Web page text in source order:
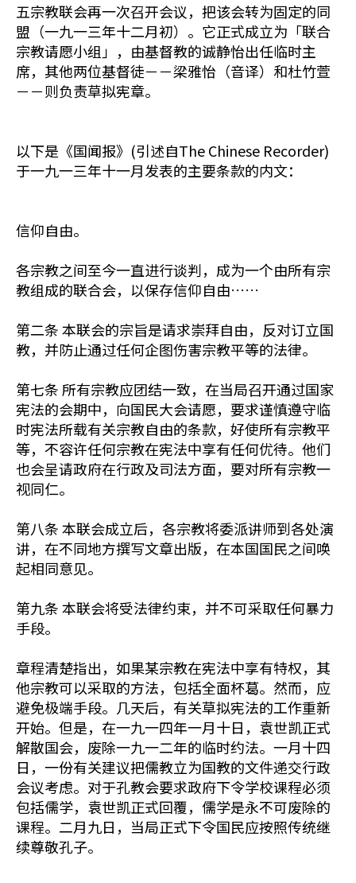
五宗教联会再一次召开会议，把该会转为固定的同
盟（一九一三年十二月初）。它正式成立为「联合
宗教请愿小组」，由基督教的诚静怡出任临时主
席，其他两位基督徒－－梁雅怡（音译）和杜竹萱
－－则负责草拟宪章。
以下是《国闻报》(引述自The Chinese Recorder)
于一九一三年十一月发表的主要条款的内文：
信仰自由。
各宗教之间至今一直进行谈判，成为一个由所有宗
教组成的联合会，以保存信仰自由……
第二条 本联会的宗旨是请求崇拜自由，反对订立国
教，并防止通过任何企图伤害宗教平等的法律。
第七条 所有宗教应团结一致，在当局召开通过国家
宪法的会期中，向国民大会请愿，要求谨慎遵守临
时宪法所载有关宗教自由的条款，好使所有宗教平
等，不容许任何宗教在宪法中享有任何优待。他们
也会呈请政府在行政及司法方面，要对所有宗教一
视同仁。
第八条 本联会成立后，各宗教将委派讲师到各处演
讲，在不同地方撰写文章出版，在本国国民之间唤
起相同意见。
第九条 本联会将受法律约束，并不可采取任何暴力
手段。
章程清楚指出，如果某宗教在宪法中享有特权，其
他宗教可以采取的方法，包括全面杯葛。然而，应
避免极端手段。几天后，有关草拟宪法的工作重新
开始。但是，在一九一四年一月十日，袁世凯正式
解散国会，废除一九一二年的临时约法。一月十四
日，一份有关建议把儒教立为国教的文件递交行政
会议考虑。对于孔教会要求政府下令学校课程必须
包括儒学，袁世凯正式回覆，儒学是永不可废除的
课程。二月九日，当局正式下令国民应按照传统继
续尊敬孔子。